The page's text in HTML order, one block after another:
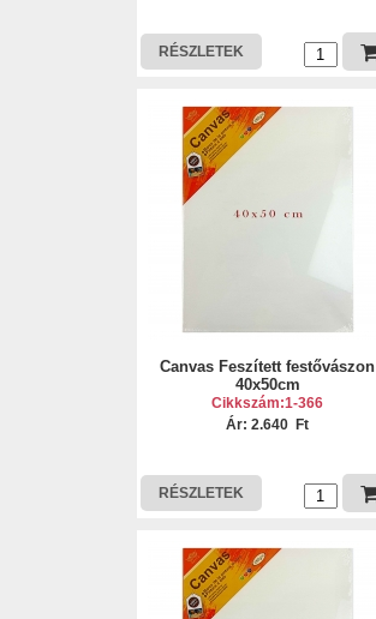
RÉSZLETEK
Canvas Feszített festővászon
40x50cm
Cikkszám:1-366
Ár: 2.640 Ft
RÉSZLETEK